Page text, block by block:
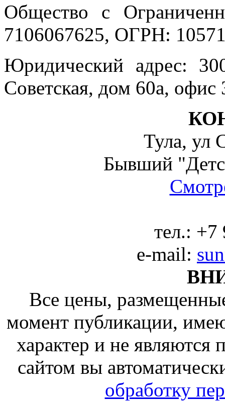
Общество с
7106067625, ОГРН:
Юридический адрес:
Советская, дом 60а, офис
Тула, ул
Бывший
тел.: +7
e-mail:
Все цены,
момент публикации,
характер и не
сайтом вы
обработку